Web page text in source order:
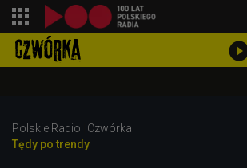
Polskie Radio
Czwórka
Tędy po trendy